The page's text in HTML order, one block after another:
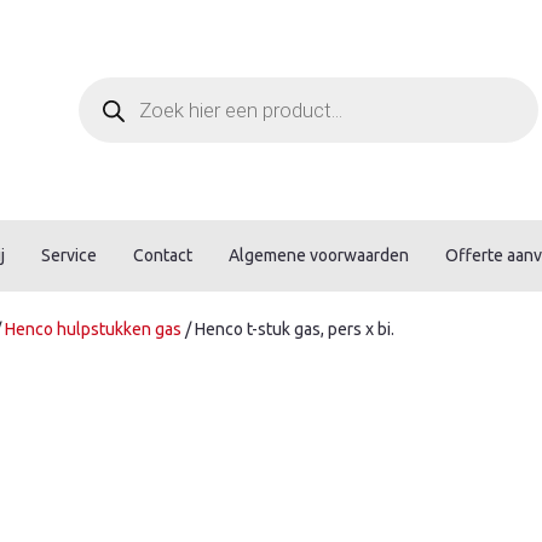
zoeken
Service Contact Algemene voorwaarden Offerte
Henco hulpstukken gas / Henco t-stuk gas, pers x bi.